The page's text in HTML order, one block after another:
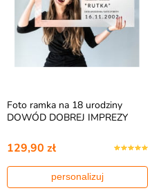
Foto ramka na 18 urodziny
DOWÓD DOBREJ IMPREZY
129,90 zł
personalizuj